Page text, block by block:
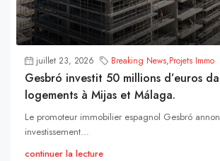
juillet 23, 2026 Breaking News,Projets Immo
Gesbró investit 50 millions d’euros
logements à Mijas et Málaga.
Le promoteur immobilier espagnol Gesbró
investissement...
continuer la lecture